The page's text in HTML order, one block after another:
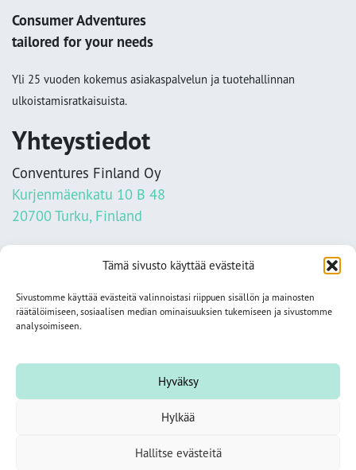
Tämä sivusto käyttää evästeitä
Sivustomme käyttää evästeitä valinnoistasi riippuen sisällön ja mainosten
räätälöimiseen, sosiaalisen median ominaisuuksien tukemiseen ja sivustomme
analysoimiseen.
Hyväksy
Hylkää
Hallitse evästeitä
Consumer Adventures
tailored for your needs
Yli 25 vuoden kokemus asiakaspalvelun ja tuotehallinnan
ulkoistamisratkaisuista.
Yhteystiedot
Conventures Finland Oy
Kurjenmäenkatu 10 B 48
20700 Turku, Finland
+358 2 284 1100
Tietosuojaseloste
Yhteydenottolomake